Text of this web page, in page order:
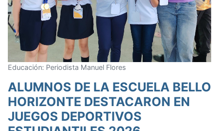
Educación: Periodista Manuel Flores
ALUMNOS DE LA ESCUELA BELLO
HORIZONTE DESTACARON EN
JUEGOS DEPORTIVOS